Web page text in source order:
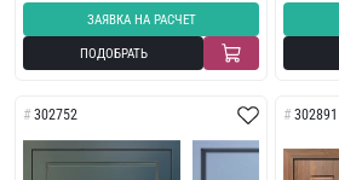
ЗАЯВКА НА РАСЧЕТ
ПОДОБРАТЬ
302752 302891